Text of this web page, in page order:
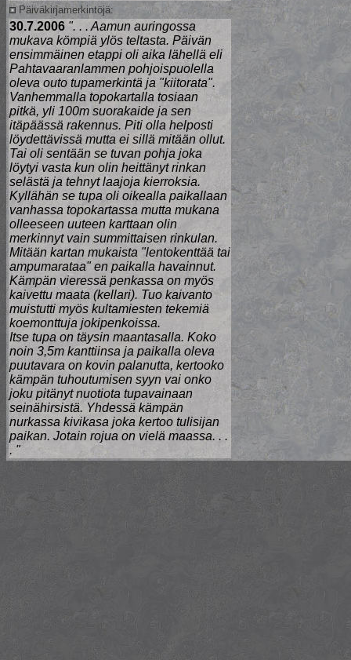
Päiväkirjamerkintöjä:
30.7.2006 ". . . Aamun auringossa
mukava kömpiä ylös teltasta. Päivän
ensimmäinen etappi oli aika lähellä eli
Pahtavaaranlammen pohjoispuolella
oleva outo tupamerkintä ja "kiitorata".
Vanhemmalla topokartalla tosiaan
pitkä, yli 100m suorakaide ja sen
itäpäässä rakennus. Piti olla helposti
löydettävissä mutta ei sillä mitään ollut.
Tai oli sentään se tuvan pohja joka
löytyi vasta kun olin heittänyt rinkan
selästä ja tehnyt laajoja kierroksia.
Kyllähän se tupa oli oikealla paikallaan
vanhassa topokartassa mutta mukana
olleeseen uuteen karttaan olin
merkinnyt vain summittaisen rinkulan.
Mitään kartan mukaista "lentokenttää tai
ampumarataa" en paikalla havainnut.
Kämpän vieressä penkassa on myös
kaivettu maata (kellari). Tuo kaivanto
muistutti myös kultamiesten tekemiä
koemonttuja jokipenkoissa.
Itse tupa on täysin maantasalla. Koko
noin 3,5m kanttiinsa ja paikalla oleva
puutavara on kovin palanutta, kertooko
kämpän tuhoutumisen syyn vai onko
joku pitänyt nuotiota tupavainaan
seinähirsistä. Yhdessä kämpän
nurkassa kivikasa joka kertoo tulisijan
paikan. Jotain rojua on vielä maassa. . .
. "